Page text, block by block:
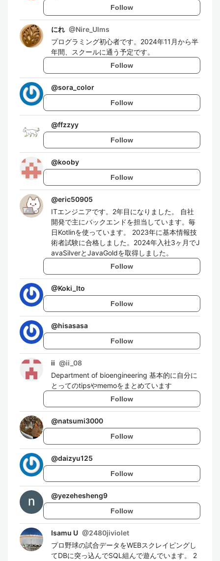
Follow
にれ @Nire_Ulms
プログラミング初心者です。2024年11月から半
年間、スクールに通う予定です。
Follow
@sora_color
Follow
@ffzzyy
Follow
@kooby
Follow
@eric50905
ITエンジニアです。2年目になりました。 自社
開発で主にバックエンドを担当しています。毎
日Kotlinを使っています。 2023年に基本情報技
術者試験に合格しました。2024年入社3ヶ月でJ
avaSilverとJavaGoldを取得しました。
Follow
@Koki_Ito
Follow
@hisasasa
Follow
ii @ii_08
Department of bioengineering 基本的に自分に
とってのtipsやmemoをまとめています
Follow
@natsumi3000
Follow
@daizyu125
Follow
@yezehesheng9
Follow
Isamu U @2480jiviolet
プロ野球の試合データをWEBスクレイピングし
てDBに突っ込んでSQL組んで遊んでいます。 2